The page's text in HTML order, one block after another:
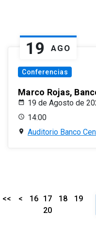
19 AGO
Conferencias
Marco Rojas,
19 de Agosto de
14:00
Auditorio Banco
<< < 16 17 18
19
20